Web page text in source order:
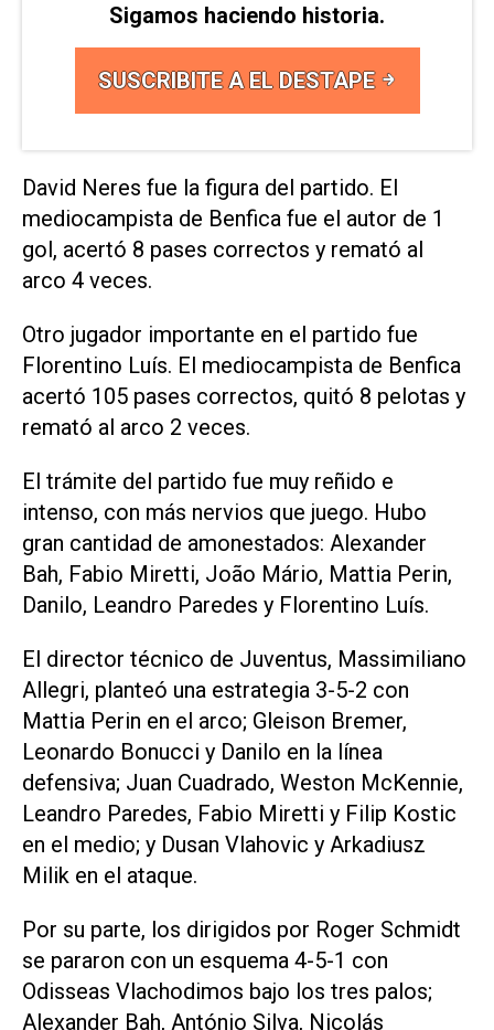
Sigamos haciendo historia.
SUSCRIBITE A EL DESTAPE
David Neres fue la figura del partido. El
mediocampista de Benfica fue el autor de 1
gol, acertó 8 pases correctos y remató al
arco 4 veces.
Otro jugador importante en el partido fue
Florentino Luís. El mediocampista de Benfica
acertó 105 pases correctos, quitó 8 pelotas y
remató al arco 2 veces.
El trámite del partido fue muy reñido e
intenso, con más nervios que juego. Hubo
gran cantidad de amonestados: Alexander
Bah, Fabio Miretti, João Mário, Mattia Perin,
Danilo, Leandro Paredes y Florentino Luís.
El director técnico de Juventus, Massimiliano
Allegri, planteó una estrategia 3-5-2 con
Mattia Perin en el arco; Gleison Bremer,
Leonardo Bonucci y Danilo en la línea
defensiva; Juan Cuadrado, Weston McKennie,
Leandro Paredes, Fabio Miretti y Filip Kostic
en el medio; y Dusan Vlahovic y Arkadiusz
Milik en el ataque.
Por su parte, los dirigidos por Roger Schmidt
se pararon con un esquema 4-5-1 con
Odisseas Vlachodimos bajo los tres palos;
Alexander Bah, António Silva, Nicolás